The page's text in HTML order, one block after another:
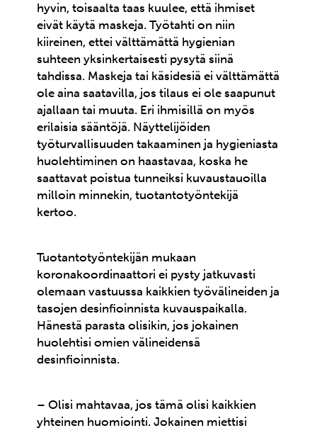
hyvin, toisaalta taas kuulee, että ihmiset
eivät käytä maskeja. Työtahti on niin
kiireinen, ettei välttämättä hygienian
suhteen yksinkertaisesti pysytä siinä
tahdissa. Maskeja tai käsidesiä ei välttämättä
ole aina saatavilla, jos tilaus ei ole saapunut
ajallaan tai muuta. Eri ihmisillä on myös
erilaisia sääntöjä. Näyttelijöiden
työturvallisuuden takaaminen ja hygieniasta
huolehtiminen on haastavaa, koska he
saattavat poistua tunneiksi kuvaustauoilla
milloin minnekin, tuotantotyöntekijä
kertoo.
Tuotantotyöntekijän mukaan
koronakoordinaattori ei pysty jatkuvasti
olemaan vastuussa kaikkien työvälineiden ja
tasojen desinfioinnista kuvauspaikalla.
Hänestä parasta olisikin, jos jokainen
huolehtisi omien välineidensä
desinfioinnista.
– Olisi mahtavaa, jos tämä olisi kaikkien
yhteinen huomiointi. Jokainen miettisi